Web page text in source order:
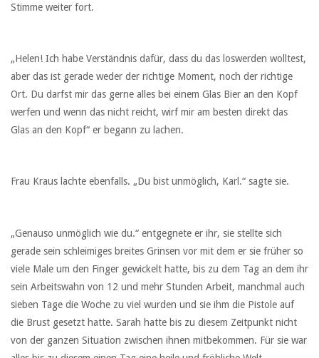
Stimme weiter fort.
„Helen! Ich habe Verständnis dafür, dass du das loswerden wolltest,
aber das ist gerade weder der richtige Moment, noch der richtige
Ort. Du darfst mir das gerne alles bei einem Glas Bier an den Kopf
werfen und wenn das nicht reicht, wirf mir am besten direkt das
Glas an den Kopf“ er begann zu lachen.
Frau Kraus lachte ebenfalls. „Du bist unmöglich, Karl.“ sagte sie.
„Genauso unmöglich wie du.“ entgegnete er ihr, sie stellte sich
gerade sein schleimiges breites Grinsen vor mit dem er sie früher so
viele Male um den Finger gewickelt hatte, bis zu dem Tag an dem ihr
sein Arbeitswahn von 12 und mehr Stunden Arbeit, manchmal auch
sieben Tage die Woche zu viel wurden und sie ihm die Pistole auf
die Brust gesetzt hatte. Sarah hatte bis zu diesem Zeitpunkt nicht
von der ganzen Situation zwischen ihnen mitbekommen. Für sie war